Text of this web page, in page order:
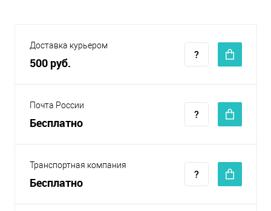
Доставка курьером
500 руб.
Почта России
Бесплатно
Транспортная компания
Бесплатно